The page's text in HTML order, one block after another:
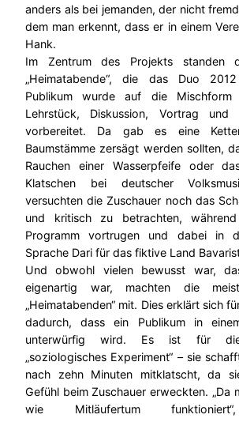
anders als bei jemanden, der nicht
dem man erkennt, dass er in einem
Hank.
Im Zentrum des Projekts standen
„Heimatabende“, die das Duo
Publikum wurde auf die Mischform
Lehrstück, Diskussion, Vortrag und
vorbereitet. Da gab es eine
Baumstämme zersägt werden sollten,
Rauchen einer Wasserpfeife oder
Klatschen bei deutscher
versuchten die Zuschauer noch das
und kritisch zu betrachten,
Programm vortrugen und dabei in
Sprache Dari für das fiktive Land
Und obwohl vielen bewusst war,
eigenartig war, machten die
„Heimatabenden“ mit. Dies erklärt sich
dadurch, dass ein Publikum in
unterwürfig wird. Es ist für
„soziologisches Experiment“ – sie
nach zehn Minuten mitklatscht, da
Gefühl beim Zuschauer erweckten. „Da
wie Mitläufertum